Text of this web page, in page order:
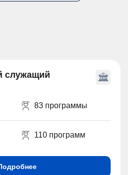
служащий
83 программы
110 программ